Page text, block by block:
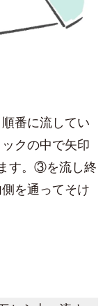
番に流してい
クの中で矢印
す。③を流し終
を通ってそけ